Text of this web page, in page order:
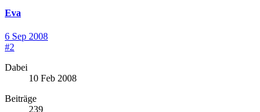
Eva
6 Sep 2008
#2
Dabei
10 Feb 2008
Beiträge
239